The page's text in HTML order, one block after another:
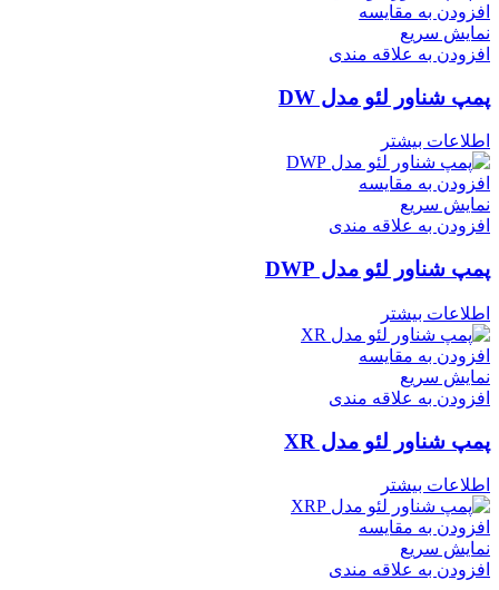
افزودن به مقایسه
نمایش سریع
افزودن به علاقه مندی
پمپ شناور لئو مدل DW
اطلاعات بیشتر
افزودن به مقایسه
نمایش سریع
افزودن به علاقه مندی
پمپ شناور لئو مدل DWP
اطلاعات بیشتر
افزودن به مقایسه
نمایش سریع
افزودن به علاقه مندی
پمپ شناور لئو مدل XR
اطلاعات بیشتر
افزودن به مقایسه
نمایش سریع
افزودن به علاقه مندی